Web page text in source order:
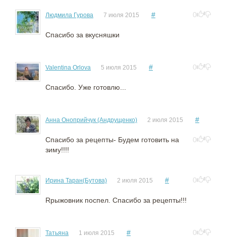
Людмила Гурова 7 июля 2015 # 0
Спасибо за вкусняшки
Valentina Orlova 5 июля 2015 # 0
Спасибо. Уже готовлю...
Анна Оноприйчук (Андрущенко) 2 июля 2015 #
0
Спасибо за рецепты- Будем готовить на
зиму!!!!
Ирина Таран(Бутова) 2 июля 2015 # 0
Rрыжовник поспел. Спасибо за рецепты!!!
Татьяна 1 июля 2015 # 0